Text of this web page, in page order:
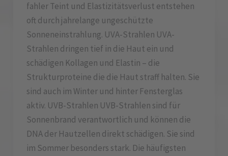
fahler Teint und Elastizitätsverlust entstehen
oft durch jahrelange ungeschützte
Sonneneinstrahlung. UVA-Strahlen UVA-
Strahlen dringen tief in die Haut ein und
schädigen Kollagen und Elastin – die
Strukturproteine die die Haut straff halten. Sie
sind auch im Winter und hinter Fensterglas
aktiv. UVB-Strahlen UVB-Strahlen sind für
Sonnenbrand verantwortlich und können die
DNA der Hautzellen direkt schädigen. Sie sind
im Sommer besonders stark. Die häufigsten